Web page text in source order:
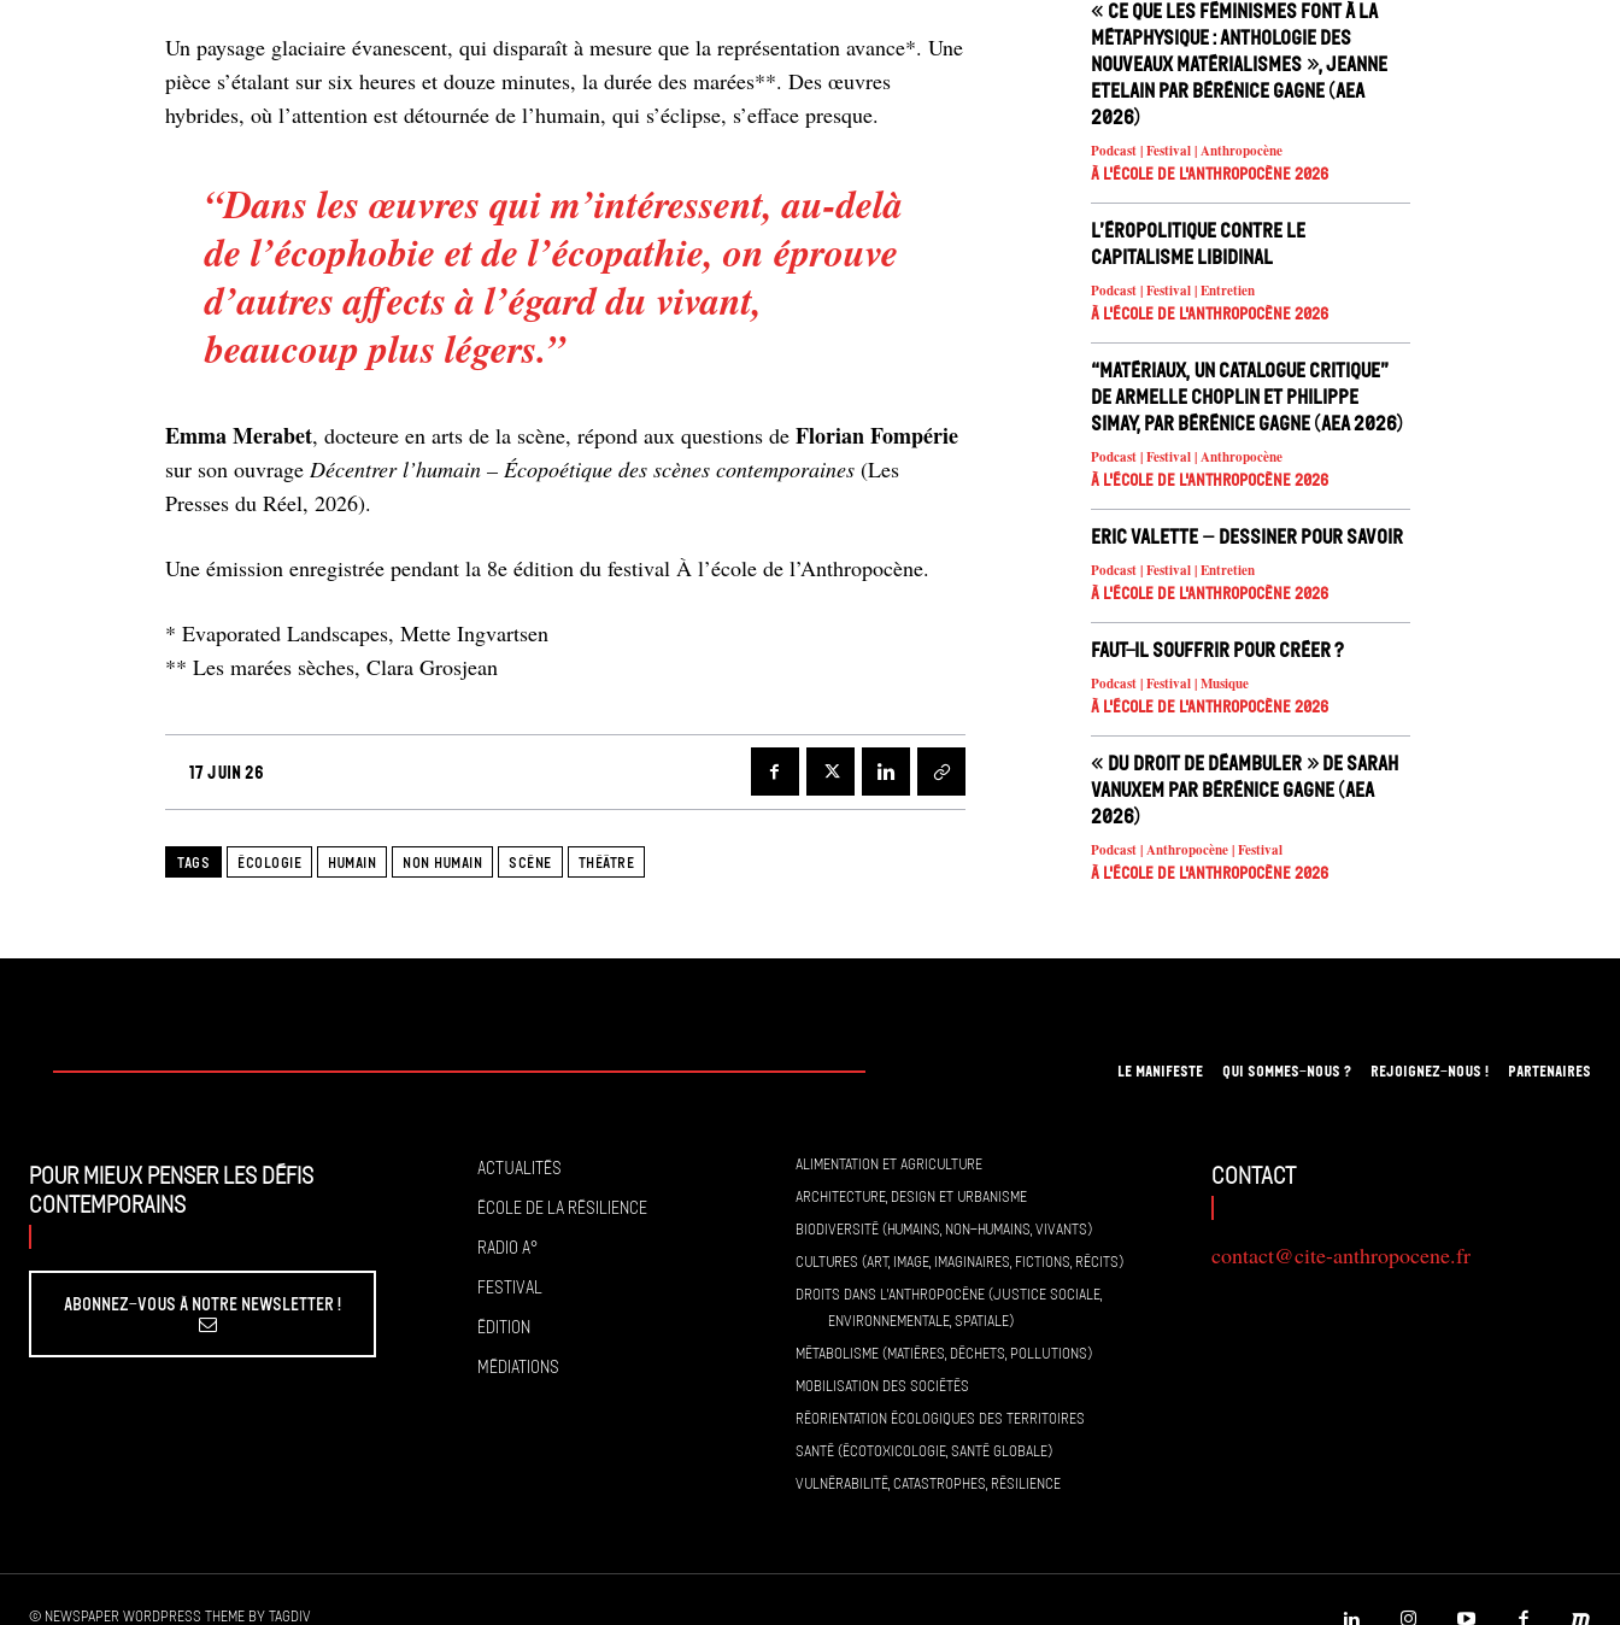
Un paysage glaciaire évanescent, qui disparaît à mesure que la représentation avance*. Une
pièce s’étalant sur six heures et douze minutes, la durée des marées**. Des œuvres
hybrides, où l’attention est détournée de l’humain, qui s’éclipse, s’efface presque.
“Dans les œuvres qui m’intéressent, au-delà
de l’écophobie et de l’écopathie, on éprouve
d’autres affects à l’égard du vivant,
beaucoup plus légers.”
Emma Merabet, docteure en arts de la scène, répond aux questions de Florian Fompérie
sur son ouvrage Décentrer l’humain – Écopoétique des scènes contemporaines (Les
Presses du Réel, 2026).
Une émission enregistrée pendant la 8e édition du festival À l’école de l’Anthropocène.
* Evaporated Landscapes, Mette Ingvartsen
** Les marées sèches, Clara Grosjean
17 juin 26
TAGS ÉCOLOGIE HUMAIN NON HUMAIN SCÈNE THÉÂTRE
« Ce que les féminismes font à la
métaphysique : anthologie des
nouveaux matérialismes », Jeanne
Etelain par Bérénice Gagne (AEA
2026)
Podcast | Festival | Anthropocène
À l'école de l'Anthropocène 2026
L’éropolitique contre le
capitalisme libidinal
Podcast | Festival | Entretien
À l'école de l'Anthropocène 2026
“Matériaux, un catalogue critique”
de Armelle Choplin et Philippe
Simay, par Bérénice Gagne (AEA 2026)
Podcast | Festival | Anthropocène
À l'école de l'Anthropocène 2026
Eric Valette – Dessiner pour savoir
Podcast | Festival | Entretien
À l'école de l'Anthropocène 2026
Faut-il souffrir pour créer ?
Podcast | Festival | Musique
À l'école de l'Anthropocène 2026
« Du droit de déambuler » de Sarah
Vanuxem par Bérénice Gagne (AEA
2026)
Podcast | Anthropocène | Festival
À l'école de l'Anthropocène 2026
LE MANIFESTE QUI SOMMES-NOUS ? REJOIGNEZ-NOUS ! PARTENAIRES
Pour mieux penser les défis
contemporains
Abonnez-vous à Notre Newsletter !
Actualités
École de la résilience
Radio A°
Festival
Édition
Médiations
ALIMENTATION ET AGRICULTURE
ARCHITECTURE, DESIGN ET URBANISME
BIODIVERSITÉ (HUMAINS, NON-HUMAINS, VIVANTS)
CULTURES (ART, IMAGE, IMAGINAIRES, FICTIONS, RÉCITS)
DROITS DANS L’ANTHROPOCÈNE (JUSTICE SOCIALE,
ENVIRONNEMENTALE, SPATIALE)
MÉTABOLISME (MATIÈRES, DÉCHETS, POLLUTIONS)
MOBILISATION DES SOCIÉTÉS
RÉORIENTATION ÉCOLOGIQUES DES TERRITOIRES
SANTÉ (ÉCOTOXICOLOGIE, SANTÉ GLOBALE)
VULNÉRABILITÉ, CATASTROPHES, RÉSILIENCE
contact
contact@cite-anthropocene.fr
© Newspaper WordPress Theme by TagDiv